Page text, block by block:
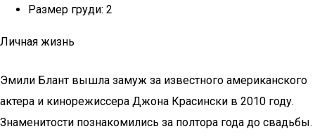
Размер груди: 2
Личная жизнь
Эмили Блант вышла замуж за известного американского
актера и кинорежиссера Джона Красински в 2010 году.
Знаменитости познакомились за полтора года до свадьбы.